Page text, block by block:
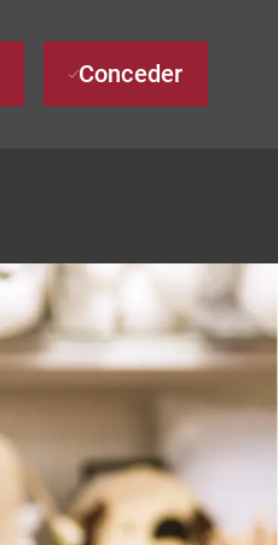
Conceder